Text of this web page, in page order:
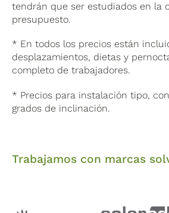
tendrán que ser estudiados en la
presupuesto.
* En todos los precios están
desplazamientos, dietas y
completo de trabajadores.
* Precios para instalación tipo,
grados de inclinación.
Trabajamos con marcas